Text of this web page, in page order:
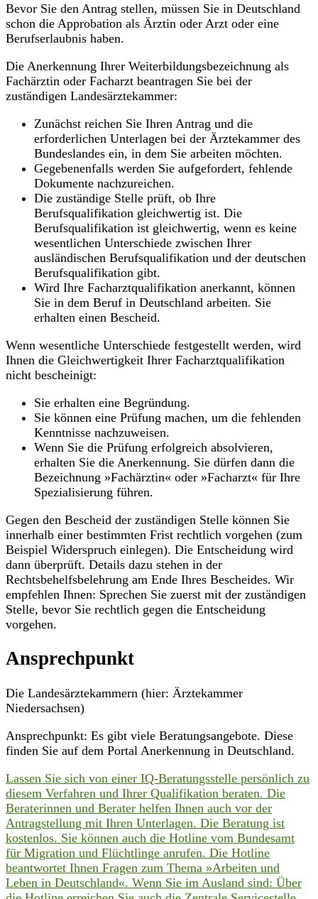
Bevor Sie den Antrag stellen, müssen Sie in Deutschland
schon die Approbation als Ärztin oder Arzt oder eine
Berufserlaubnis haben.
Die Anerkennung Ihrer Weiterbildungsbezeichnung als
Fachärztin oder Facharzt beantragen Sie bei der
zuständigen Landesärztekammer:
Zunächst reichen Sie Ihren Antrag und die
erforderlichen Unterlagen bei der Ärztekammer des
Bundeslandes ein, in dem Sie arbeiten möchten.
Gegebenenfalls werden Sie aufgefordert, fehlende
Dokumente nachzureichen.
Die zuständige Stelle prüft, ob Ihre
Berufsqualifikation gleichwertig ist. Die
Berufsqualifikation ist gleichwertig, wenn es keine
wesentlichen Unterschiede zwischen Ihrer
ausländischen Berufsqualifikation und der deutschen
Berufsqualifikation gibt.
Wird Ihre Facharztqualifikation anerkannt, können
Sie in dem Beruf in Deutschland arbeiten. Sie
erhalten einen Bescheid.
Wenn wesentliche Unterschiede festgestellt werden, wird
Ihnen die Gleichwertigkeit Ihrer Facharztqualifikation
nicht bescheinigt:
Sie erhalten eine Begründung.
Sie können eine Prüfung machen, um die fehlenden
Kenntnisse nachzuweisen.
Wenn Sie die Prüfung erfolgreich absolvieren,
erhalten Sie die Anerkennung. Sie dürfen dann die
Bezeichnung »Fachärztin« oder »Facharzt« für Ihre
Spezialisierung führen.
Gegen den Bescheid der zuständigen Stelle können Sie
innerhalb einer bestimmten Frist rechtlich vorgehen (zum
Beispiel Widerspruch einlegen). Die Entscheidung wird
dann überprüft. Details dazu stehen in der
Rechtsbehelfsbelehrung am Ende Ihres Bescheides. Wir
empfehlen Ihnen: Sprechen Sie zuerst mit der zuständigen
Stelle, bevor Sie rechtlich gegen die Entscheidung
vorgehen.
Ansprechpunkt
Die Landesärztekammern (hier: Ärztekammer
Niedersachsen)
Ansprechpunkt: Es gibt viele Beratungsangebote. Diese
finden Sie auf dem Portal Anerkennung in Deutschland.
Lassen Sie sich von einer IQ-Beratungsstelle persönlich zu
diesem Verfahren und Ihrer Qualifikation beraten. Die
Beraterinnen und Berater helfen Ihnen auch vor der
Antragstellung mit Ihren Unterlagen. Die Beratung ist
kostenlos. Sie können auch die Hotline vom Bundesamt
für Migration und Flüchtlinge anrufen. Die Hotline
beantwortet Ihnen Fragen zum Thema »Arbeiten und
Leben in Deutschland«. Wenn Sie im Ausland sind: Über